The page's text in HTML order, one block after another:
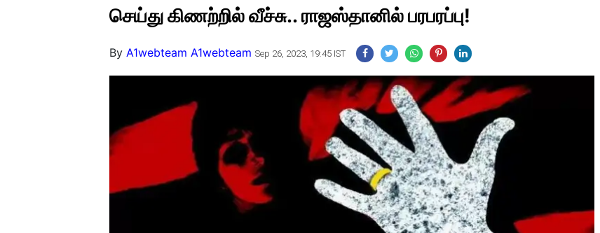
செய்து கிணற்றில் வீச்சு.. ராஜஸ்தானில் பரபரப்பு!
ByA1webteam A1webteam Sep 26, 2023, 19:45 IST